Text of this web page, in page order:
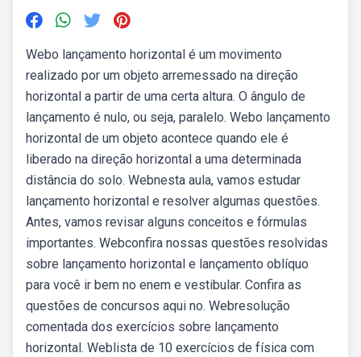
Webo lançamento horizontal é um movimento
realizado por um objeto arremessado na direção
horizontal a partir de uma certa altura. O ângulo de
lançamento é nulo, ou seja, paralelo. Webo lançamento
horizontal de um objeto acontece quando ele é
liberado na direção horizontal a uma determinada
distância do solo. Webnesta aula, vamos estudar
lançamento horizontal e resolver algumas questões.
Antes, vamos revisar alguns conceitos e fórmulas
importantes. Webconfira nossas questões resolvidas
sobre lançamento horizontal e lançamento oblíquo
para você ir bem no enem e vestibular. Confira as
questões de concursos aqui no. Webresolução
comentada dos exercícios sobre lançamento
horizontal. Weblista de 10 exercícios de física com